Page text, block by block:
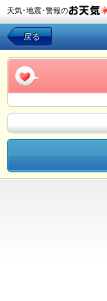
天気･地震･警報の
戻る